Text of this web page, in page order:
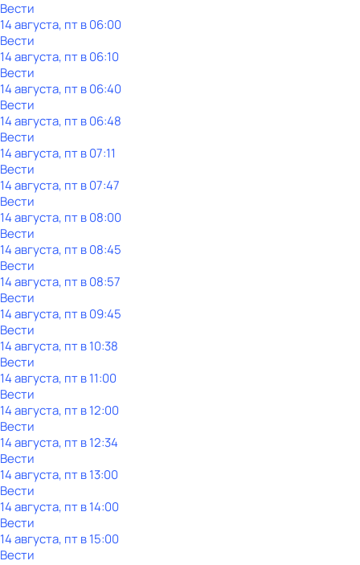
Вести
14 августа, пт в 06:00
Вести
14 августа, пт в 06:10
Вести
14 августа, пт в 06:40
Вести
14 августа, пт в 06:48
Вести
14 августа, пт в 07:11
Вести
14 августа, пт в 07:47
Вести
14 августа, пт в 08:00
Вести
14 августа, пт в 08:45
Вести
14 августа, пт в 08:57
Вести
14 августа, пт в 09:45
Вести
14 августа, пт в 10:38
Вести
14 августа, пт в 11:00
Вести
14 августа, пт в 12:00
Вести
14 августа, пт в 12:34
Вести
14 августа, пт в 13:00
Вести
14 августа, пт в 14:00
Вести
14 августа, пт в 15:00
Вести